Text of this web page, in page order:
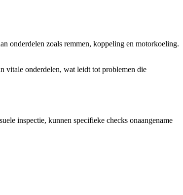
onderdelen zoals remmen, koppeling en motorkoeling.
vitale onderdelen, wat leidt tot problemen die
inspectie, kunnen specifieke checks onaangename